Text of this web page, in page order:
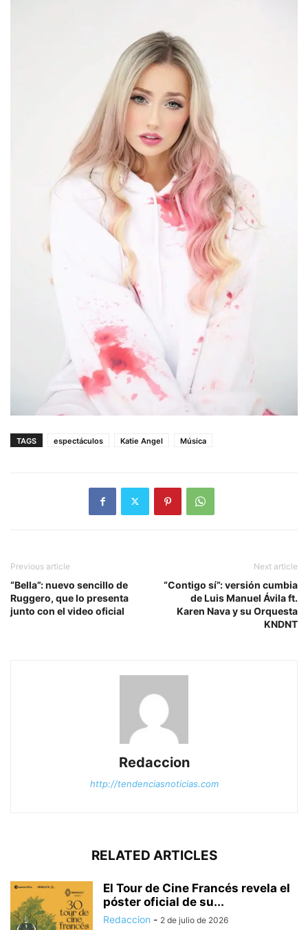
TAGS espectáculos Katie Angel Música
Previous article
“Bella”: nuevo sencillo de
Ruggero, que lo presenta
junto con el video oficial
Next article
“Contigo sí”: versión cumbia
de Luis Manuel Ávila ft.
Karen Nava y su Orquesta
KNDNT
Redaccion
http://tendenciasnoticias.com
RELATED ARTICLES
El Tour de Cine Francés revela el
póster oficial de su...
Redaccion - 2 de julio de 2026